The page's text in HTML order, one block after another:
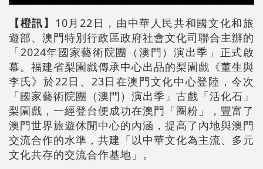
【橙訊】 10月22日，由中華人民共和國文化和旅
遊部、澳門特別行政區政府社會文化司聯合主辦的
「2024年國家藝術院團（澳門）演出季」正式啟
幕。福建省梨園戲傳承中心出品的梨園戲《董生與
李氏》於22日、23日在澳門文化中心登陸，今次
「國家藝術院團（澳門）演出季」古戲「活化石」
梨園戲，一經登台便成功在澳門「圈粉」，豐富了
澳門世界旅遊休閒中心的內涵，提高了內地與澳門
交流合作的水準，共建「以中華文化為主流、多元
文化共存的交流合作基地」。